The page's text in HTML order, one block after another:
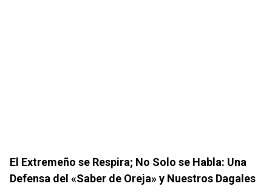
El Extremeño se Respira; No Solo se Habla: Una
Defensa del «Saber de Oreja» y Nuestros Dagales